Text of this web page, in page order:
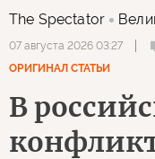
The Spectator
07 августа 2026 03:27
ОРИГИНАЛ СТАТЬИ
В